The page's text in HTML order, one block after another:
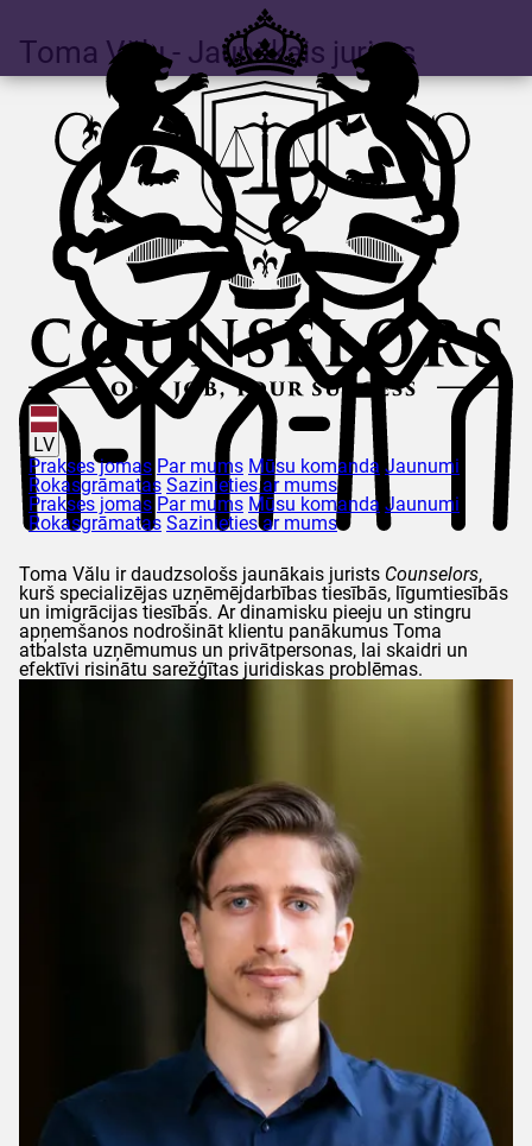
LV
Prakses jomas Par mums Mūsu komanda Jaunumi
Rokasgrāmatas Sazinieties ar mums
Prakses jomas Par mums Mūsu komanda Jaunumi
Rokasgrāmatas Sazinieties ar mums
Toma Vălu- Jaunākais jurists
Toma Vălu ir daudzsološs jaunākais jurists Counselors,
kurš specializējas uzņēmējdarbības tiesībās, līgumtiesībās
un imigrācijas tiesībās. Ar dinamisku pieeju un stingru
apņemšanos nodrošināt klientu panākumus Toma
atbalsta uzņēmumus un privātpersonas, lai skaidri un
efektīvi risinātu sarežģītas juridiskas problēmas.